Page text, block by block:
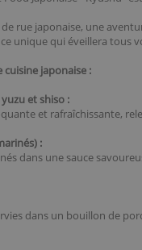
rue japonaise, une
unique qui éveillera tous
japonaise :
et shiso :
et rafraîchissante,
:
dans une sauce
dans un bouillon de